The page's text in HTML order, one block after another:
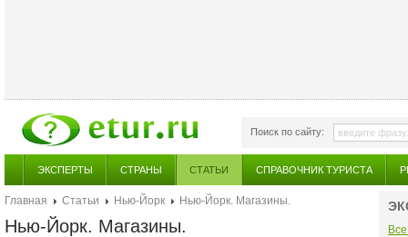
Поиск по сайту:
ЭКСПЕРТЫ СТРАНЫ СТАТЬИ СПРАВОЧНИК ТУРИСТА
Главная Статьи Нью-Йорк Нью-Йорк. Магазины.
Нью-Йорк. Магазины.